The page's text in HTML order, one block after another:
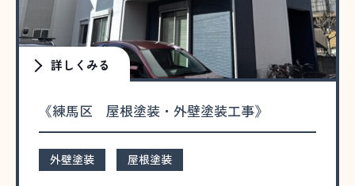
《練馬区 屋根塗装・外壁塗装工事》
外壁塗装 屋根塗装
詳しくみる